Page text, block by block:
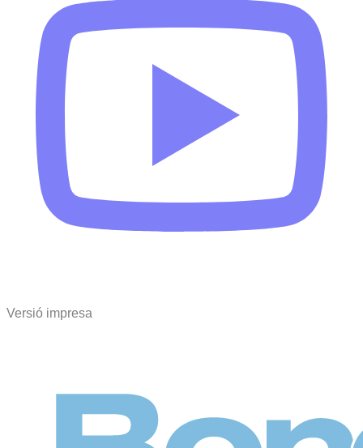
Versió impresa